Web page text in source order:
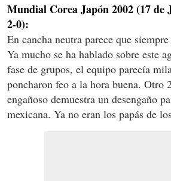
Mundial Corea Japón 2002 (17 de
2-0):
En cancha neutra parece que
Ya mucho se ha hablado sobre este
fase de grupos, el equipo parecía
poncharon feo a la hora buena. Otro
engañoso demuestra un desengaño
mexicana. Ya no eran los papás de